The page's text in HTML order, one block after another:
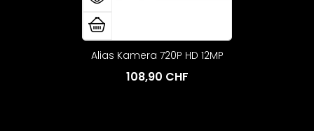
Alias Kamera 720P HD 12MP
108,90 CHF